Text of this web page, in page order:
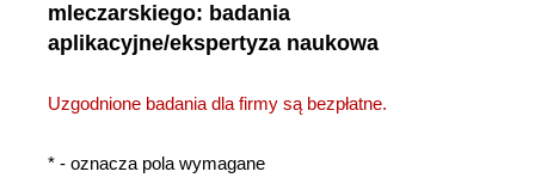
mleczarskiego: badania
aplikacyjne/ekspertyza naukowa
Uzgodnione badania dla firmy są bezpłatne.
* - oznacza pola wymagane